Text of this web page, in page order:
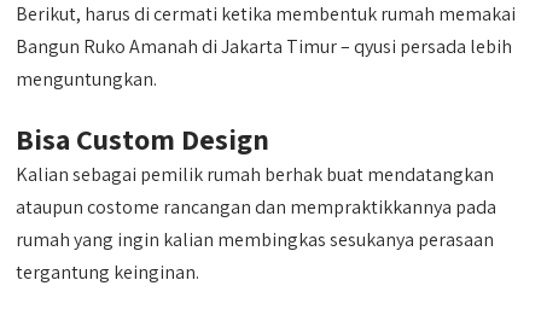
Berikut, harus di cermati ketika membentuk rumah memakai
Bangun Ruko Amanah di Jakarta Timur – qyusi persada lebih
menguntungkan.
Bisa Custom Design
Kalian sebagai pemilik rumah berhak buat mendatangkan
ataupun costome rancangan dan mempraktikkannya pada
rumah yang ingin kalian membingkas sesukanya perasaan
tergantung keinginan.